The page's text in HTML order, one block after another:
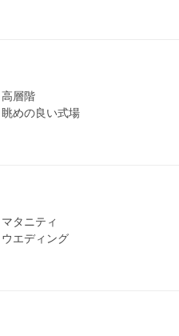
高層階
眺めの良い式場
マタニティ
ウエディング